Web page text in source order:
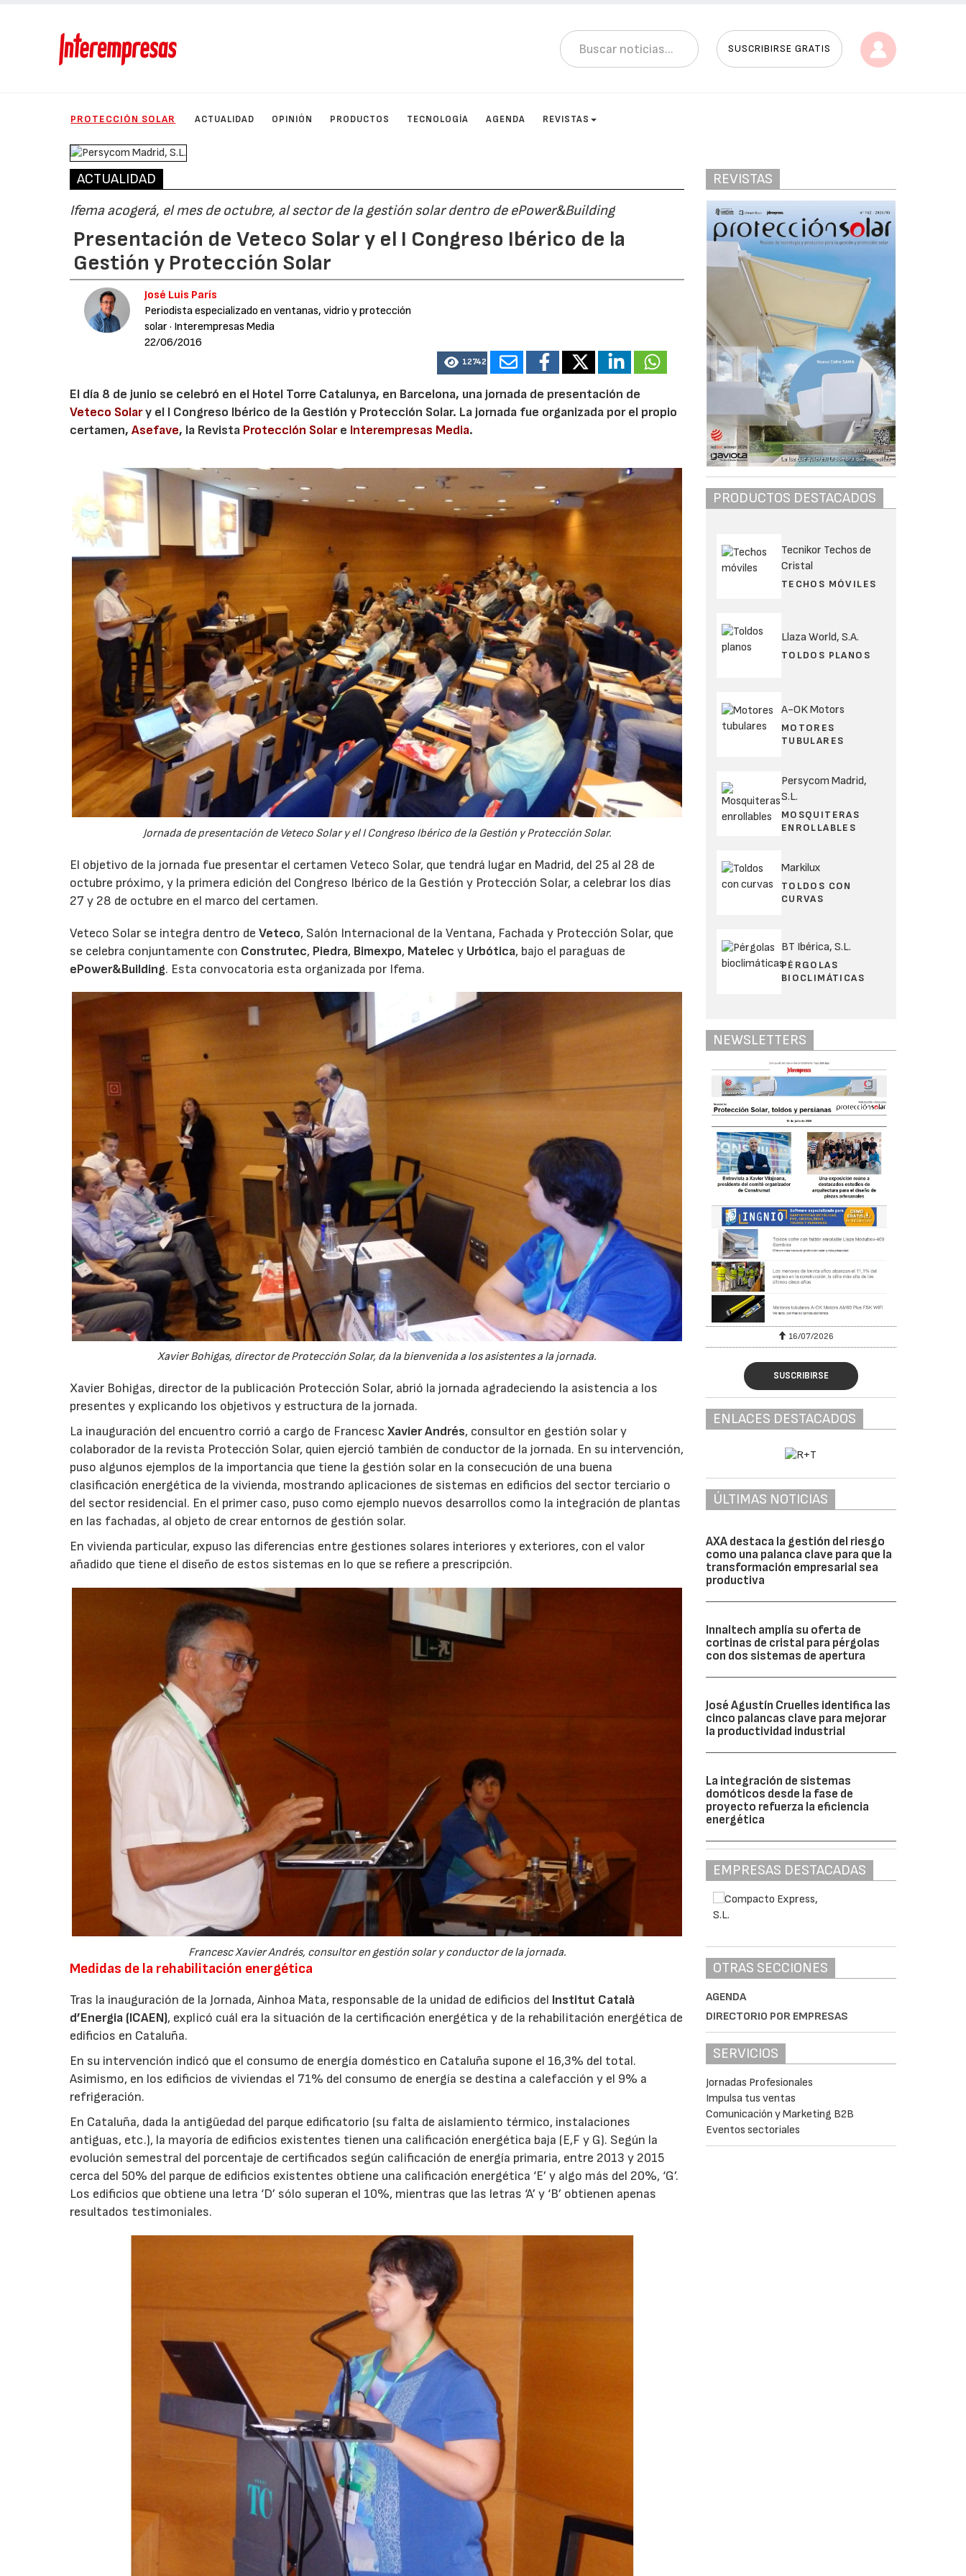
SUSCRIBIRSE GRATIS
PROTECCIÓN SOLAR ACTUALIDAD OPINIÓN PRODUCTOS TECNOLOGÍA AGENDA REVISTAS
ACTUALIDAD
Ifema acogerá, el mes de octubre, al sector de la gestión solar dentro de ePower&Building
Presentación de Veteco Solar y el I Congreso Ibérico de la
Gestión y Protección Solar
José Luis París
Periodista especializado en ventanas, vidrio y protección
solar · Interempresas Media
22/06/2016
12742
El día 8 de junio se celebró en el Hotel Torre Catalunya, en Barcelona, una jornada de presentación de
Veteco Solary el I Congreso Ibérico de la Gestión y Protección Solar. La jornada fue organizada por el propio
certamen,Asefave, la Revista Protección Solare Interempresas Media.
Jornada de presentación de Veteco Solar y el I Congreso Ibérico de la Gestión y Protección Solar.
El objetivo de la jornada fue presentar el certamen Veteco Solar, que tendrá lugar en Madrid, del 25 al 28 de
octubre próximo, y la primera edición del Congreso Ibérico de la Gestión y Protección Solar, a celebrar los días
27 y 28 de octubre en el marco del certamen.
Veteco Solar se integra dentro deVeteco, Salón Internacional de la Ventana, Fachada y Protección Solar, que
se celebra conjuntamente con Construtec, Piedra, Bimexpo, Matelec y Urbótica, bajo el paraguas de
ePower&Building. Esta convocatoria esta organizada por Ifema.
Xavier Bohigas, director de Protección Solar, da la bienvenida a los asistentes a la jornada.
Xavier Bohigas, director de la publicación Protección Solar, abrió la jornada agradeciendo la asistencia a los
presentes y explicando los objetivos y estructura de la jornada.
La inauguración del encuentro corrió a cargo de Francesc Xavier Andrés, consultor en gestión solar y
colaborador de la revista Protección Solar, quien ejerció también de conductor de la jornada. En su intervención,
puso algunos ejemplos de la importancia que tiene la gestión solar en la consecución de una buena
clasificación energética de la vivienda, mostrando aplicaciones de sistemas en edificios del sector terciario o
del sector residencial. En el primer caso, puso como ejemplo nuevos desarrollos como la integración de plantas
en las fachadas, al objeto de crear entornos de gestión solar.
En vivienda particular, expuso las diferencias entre gestiones solares interiores y exteriores, con el valor
añadido que tiene el diseño de estos sistemas en lo que se refiere a prescripción.
Francesc Xavier Andrés, consultor en gestión solar y conductor de la jornada.
Medidas de la rehabilitación energética
Tras la inauguración de la Jornada, Ainhoa Mata, responsable de la unidad de edificios del Institut Català
d’Energia (ICAEN), explicó cuál era la situación de la certificación energética y de la rehabilitación energética de
edificios en Cataluña.
En su intervención indicó que el consumo de energía doméstico en Cataluña supone el 16,3% del total.
Asimismo, en los edificios de viviendas el 71% del consumo de energía se destina a calefacción y el 9% a
refrigeración.
En Cataluña, dada la antigüedad del parque edificatorio (su falta de aislamiento térmico, instalaciones
antiguas, etc.), la mayoría de edificios existentes tienen una calificación energética baja (E,F y G). Según la
evolución semestral del porcentaje de certificados según calificación de energía primaria, entre 2013 y 2015
cerca del 50% del parque de edificios existentes obtiene una calificación energética ‘E’ y algo más del 20%, ‘G’.
Los edificios que obtiene una letra ‘D’ sólo superan el 10%, mientras que las letras ‘A’ y ‘B’ obtienen apenas
resultados testimoniales.
REVISTAS
PRODUCTOS DESTACADOS
Tecnikor Techos de
Cristal
TECHOS MÓVILES
Llaza World, S.A.
TOLDOS PLANOS
A-OK Motors
MOTORES
TUBULARES
Persycom Madrid,
S.L.
MOSQUITERAS
ENROLLABLES
Markilux
TOLDOS CON
CURVAS
BT Ibérica, S.L.
PÉRGOLAS
BIOCLIMÁTICAS
NEWSLETTERS
16/07/2026 30/07/2026 16/07/2026
SUSCRIBIRSE
ENLACES DESTACADOS
ÚLTIMAS NOTICIAS
AXA destaca la gestión del riesgo
como una palanca clave para que la
transformación empresarial sea
productiva
Innaltech amplía su oferta de
cortinas de cristal para pérgolas
con dos sistemas de apertura
José Agustín Cruelles identifica las
cinco palancas clave para mejorar
la productividad industrial
La integración de sistemas
domóticos desde la fase de
proyecto refuerza la eficiencia
energética
EMPRESAS DESTACADAS
OTRAS SECCIONES
AGENDA
DIRECTORIO POR EMPRESAS
SERVICIOS
Jornadas Profesionales
Impulsa tus ventas
Comunicación y Marketing B2B
Eventos sectoriales